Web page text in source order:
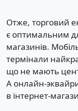
Отже, торговий
є оптимальним
магазинів.
термінали
що не мають
А онлайн-
в інтернет-